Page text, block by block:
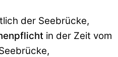
der Seebrücke,
in der Zeit vom